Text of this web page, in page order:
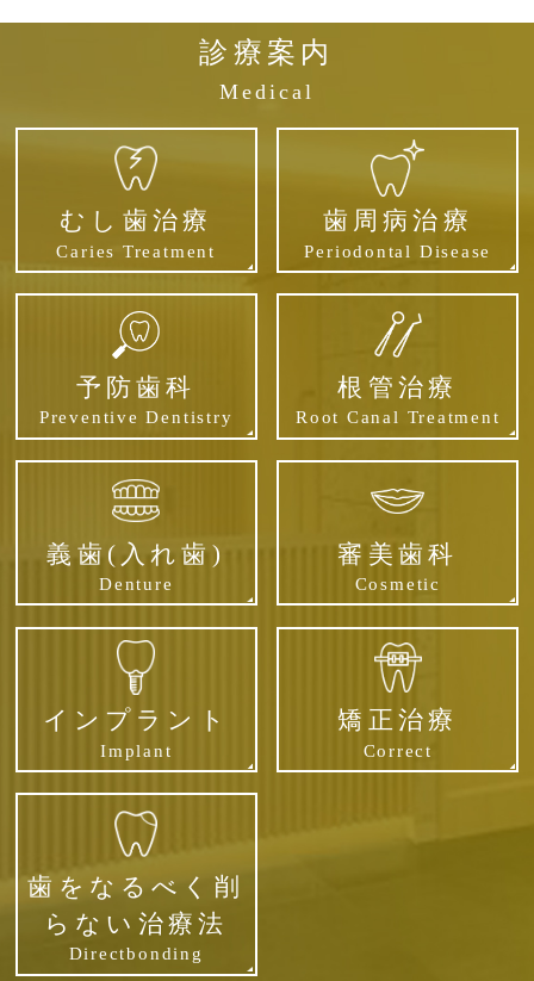
稿
ー
診療案内
Medical
むし歯治療
Caries Treatment
歯周病治療
Periodontal Disease
予防歯科
Preventive Dentistry
根管治療
Root Canal Treatment
義歯(入れ歯)
Denture
審美歯科
Cosmetic
インプラント
Implant
矯正治療
Correct
歯をなるべく削
らない治療法
Directbonding